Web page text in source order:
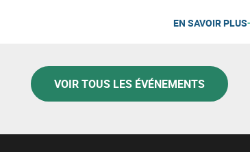
EN SAVOIR PLUS
VOIR TOUS LES ÉVÉNEMENTS